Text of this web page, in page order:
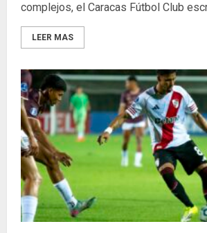
complejos, el Caracas Fútbol Club
LEER MAS